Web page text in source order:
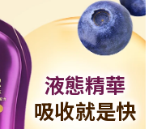
液態精華
吸收就是快